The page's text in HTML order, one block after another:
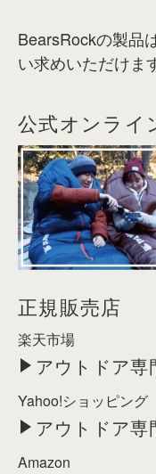
BearsRockの製品
い求めいただけま
公式オンライ
正規販売店
楽天市場
アウトドア専
Yahoo!ショッピング
アウトドア専
Amazon